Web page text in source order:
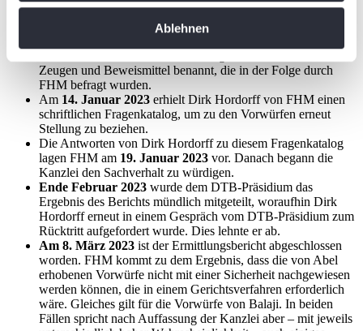
bestimmten Merkmalen (Fingerprinting) identifizieren
Erfahren Sie mehr darüber, wie Ihre persönlichen Daten
verarbeitet werden, und legen Sie Ihre Präferenzen im
Abschnitt Einzelheiten fest.
Wir verwenden Cookies, um Inhalte und Anzeigen zu
personalisieren, Funktionen für soziale Medien anbieten
zu können und die Zugriffe auf unsere Website zu
analysieren. Außerdem geben wir Informationen zu Ihrer
Verwendung unserer Website an unsere Partner für
soziale Medien, Werbung und Analysen weiter. Unsere
Partner führen diese Informationen möglicherweise mit
weiteren Daten zusammen, die Sie ihnen bereitgestellt
Ablehnen
Das Gutachten lag FHM am20. Dezember 2022vor.
Eine erste interne Stellungnahme von Dirk Hordorff zu den
Zeugen und Beweismittel benannt, die in der Folge durch
FHM befragt wurden.
Am 14. Januar 2023 erhielt Dirk Hordorff von FHM einen
schriftlichen Fragenkatalog, um zu den Vorwürfen erneut
Stellung zu beziehen.
Die Antworten von Dirk Hordorff zu diesem Fragenkatalog
lagen FHM am 19. Januar 2023 vor. Danach begann die
Kanzlei den Sachverhalt zu würdigen.
Ende Februar 2023 wurde dem DTB-Präsidium das
Ergebnis des Berichts mündlich mitgeteilt, woraufhin Dirk
Hordorff erneut in einem Gespräch vom DTB-Präsidium zum
Rücktritt aufgefordert wurde. Dies lehnte er ab.
Am 8. März 2023 ist der Ermittlungsbericht abgeschlossen
worden. FHM kommt zu dem Ergebnis, dass die von Abel
erhobenen Vorwürfe nicht mit einer Sicherheit nachgewiesen
werden können, die in einem Gerichtsverfahren erforderlich
wäre. Gleiches gilt für die Vorwürfe von Balaji. In beiden
Fällen spricht nach Auffassung der Kanzlei aber – mit jeweils